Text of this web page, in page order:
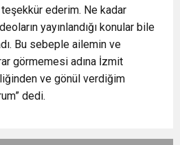
teşekkür ederim. Ne kadar
yayınlandığı konular bile
Bu sebeple ailemin ve
görmemesi adına İzmit
ve gönül verdiğim
dedi.